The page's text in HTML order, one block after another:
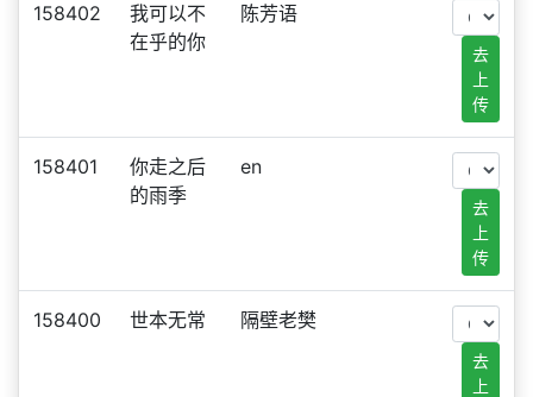
158402
我可以不
在乎的你
陈芳语
去
上
传
158401
你走之后
的雨季
en
去
上
传
158400 世本无常 隔壁老樊
去
上